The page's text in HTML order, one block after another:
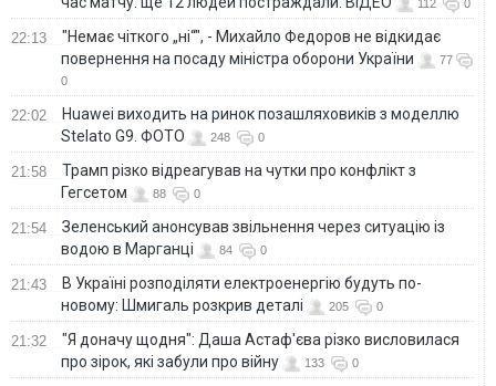
112 0
22:13
"Немає чіткого „ні“", - Михайло Федоров не відкидає
повернення на посаду міністра оборони України
77
0
22:02
Huawei виходить на ринок позашляховиків з моделлю
Stelato G9. ФОТО
248 0
21:58
Трамп різко відреагував на чутки про конфлікт з
Гегсетом
88 0
21:54
Зеленський анонсував звільнення через ситуацію із
водою в Марганці
84 0
21:43
В Україні розподіляти електроенергію будуть по-
новому: Шмигаль розкрив деталі
205 0
21:32
"Я доначу щодня": Даша Астаф'єва різко висловилася
про зірок, які забули про війну
133 0